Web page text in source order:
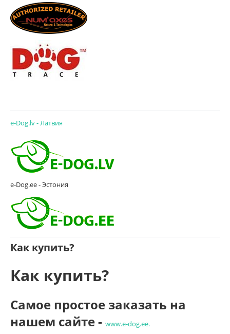
e-Dog.lv - Латвия
e-Dog.ee - Эстония
Как купить?
Как купить?
Самое простое заказать на
нашем сайте - www.e-dog.ee.